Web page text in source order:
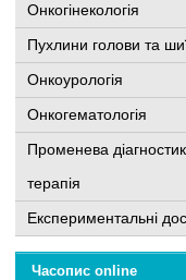
Онкогінекологія
Пухлини голови та
Онкоурологія
Онкогематологія
Променева
терапія
Експериментальні
Часопис online